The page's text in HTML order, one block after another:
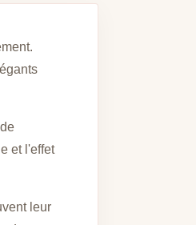
et l'effet
leur